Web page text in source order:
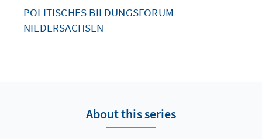
POLITISCHES BILDUNGSFORUM
NIEDERSACHSEN
About this series